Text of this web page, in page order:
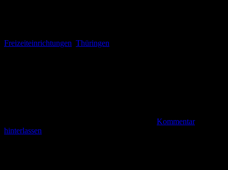
Freizeiteinrichtungen Thüringen
Kommentar
hinterlassen